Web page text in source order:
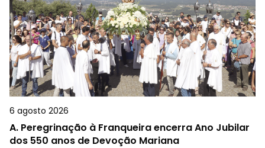
6 agosto 2026
A. Peregrinação à Franqueira encerra Ano Jubilar
dos 550 anos de Devoção Mariana